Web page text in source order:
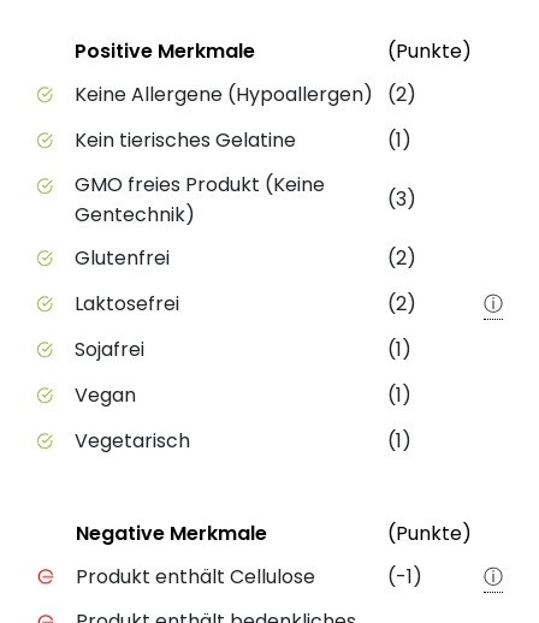
Positive Merkmale des Produkts mit
StatusPositive Merkmale (Punkte)
Keine Allergene (Hypoallergen)
(2)
Kein tierisches Gelatine
(1)
GMO freies Produkt (Keine
Gentechnik)
(3)
Glutenfrei
(2)
Laktosefrei
(2)
ⓘ
Sojafrei
(1)
Vegan
(1)
Vegetarisch
(1)
Negative Merkmale des Produkts mit Punkteabzug
StatusNegative Merkmale (Punkte)
Produkt enthält Cellulose
(-1)
ⓘ